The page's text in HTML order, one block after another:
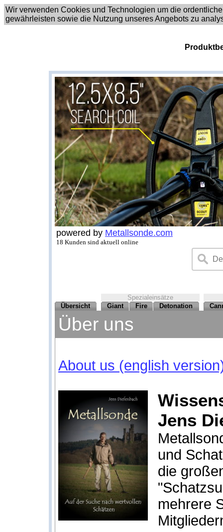
Wir verwenden Cookies und Technologien um die
gewährleisten sowie die Nutzung unseres Angebots zu
powered by Metallsonde.com
18 Kunden sind aktuell online
Spezialeinsätze
Übersicht
Giant Fire Detonation
Über uns
About us (english
Jens
und
die
mehrere